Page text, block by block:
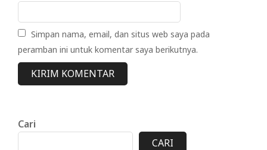
Simpan nama, email, dan situs web saya pada
peramban ini untuk komentar saya berikutnya.
Cari
CARI